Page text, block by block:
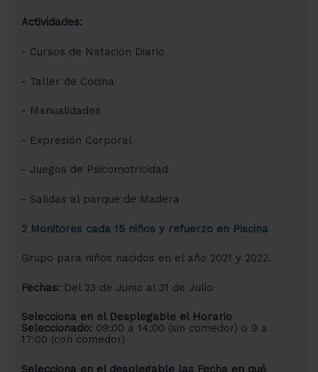
Actividades:
- Cursos de Natación Diario
- Taller de Cocina
- Manualidades
- Expresión Corporal
- Juegos de Psicomotricidad
- Salidas al parque de Madera
2 Monitores cada 15 niños y refuerzo en Piscina
Grupo para niños nacidos en el año 2021 y 2022.
Fechas: Del 23 de Junio al 31 de Julio
Selecciona en el Desplegable el Horario
Seleccionado: 09:00 a 14:00 (sin comedor) o 9 a
17:00 (con comedor)
Selecciona en el desplegable las Fecha en qué